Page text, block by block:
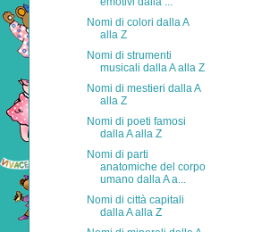
Nomi di colori dalla A
alla Z
Nomi di strumenti
musicali dalla A alla Z
Nomi di mestieri dalla A
alla Z
Nomi di poeti famosi
dalla A alla Z
Nomi di parti
anatomiche del corpo
umano dalla A a...
Nomi di città capitali
dalla A alla Z